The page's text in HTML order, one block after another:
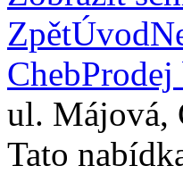
ZpětÚvod
Cheb
ul. Májová,
Tato